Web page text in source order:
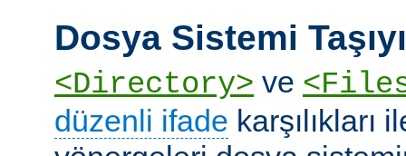
Dosya Sistemi
<Directory> ve
düzenli ifade karşılıkları